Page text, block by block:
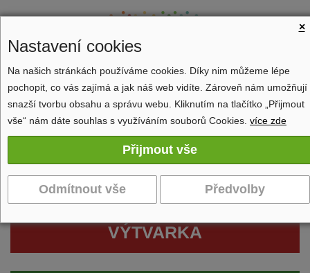
Zobrazit navigaci
VÝTVARKA
×
Nastavení cookies
Na našich stránkách používáme cookies. Díky nim můžeme lépe
pochopit, co vás zajímá a jak náš web vidíte. Zároveň nám umožňují
snazší tvorbu obsahu a správu webu. Kliknutím na tlačítko „Přijmout
vše“ nám dáte souhlas s využíváním souborů Cookies. více zde